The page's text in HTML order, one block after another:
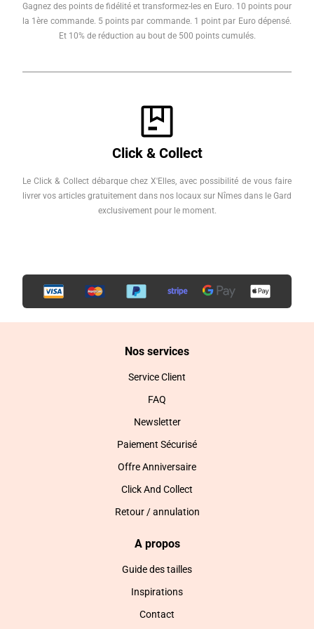
Gagnez des points de fidélité et transformez-les en Euro. 10 points pour
la 1ère commande. 5 points par commande. 1 point par Euro dépensé.
Et 10% de réduction au bout de 500 points cumulés.
Click & Collect
Le Click & Collect débarque chez X'Elles, avec possibilité de vous faire
livrer vos articles gratuitement dans nos locaux sur Nîmes dans le Gard
exclusivement pour le moment.
Nos services
Service Client
FAQ
Newsletter
Paiement Sécurisé
Offre Anniversaire
Click And Collect
Retour / annulation
A propos
Guide des tailles
Inspirations
Contact